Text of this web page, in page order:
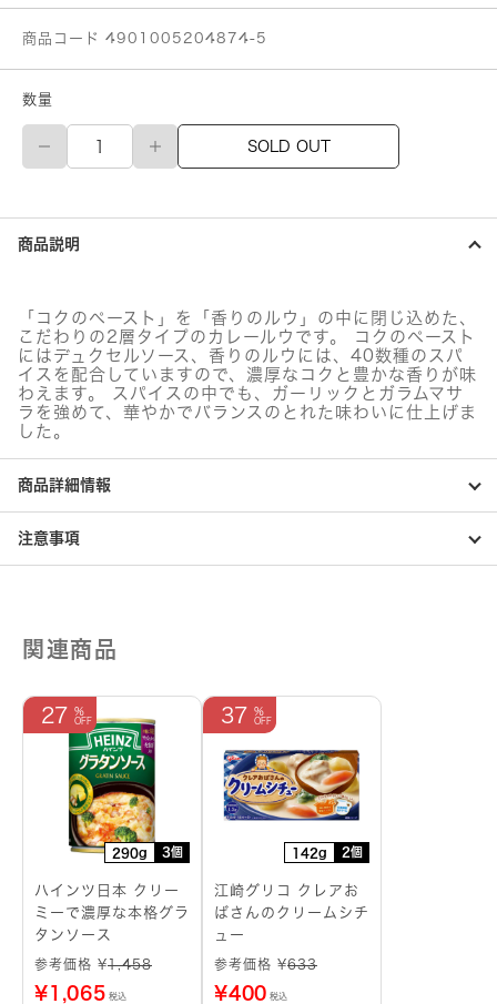
商品コード 4901005204874-5
数量
江
グ
コ
カ
レ
中
辛
個
SOLD OUT
商品説明
「コクのペースト」を「香りのルウ」の中に閉じ込めた、
こだわりの2層タイプのカレールウです。 コクのペースト
にはデュクセルソース、香りのルウには、40数種のスパ
イスを配合していますので、濃厚なコクと豊かな香りが味
わえます。 スパイスの中でも、ガーリックとガラムマサ
ラを強めて、華やかでバランスのとれた味わいに仕上げま
した。
商品詳細情報
注意事項
関連商品
290g 3個
27
ハインツ日本 クリー
ミーで濃厚な本格グラ
タンソース
参考価格 ¥1,458
¥1,065 税込
142g 2個
37
江崎グリコ クレアお
ばさんのクリームシチ
ュー
参考価格 ¥633
¥400 税込